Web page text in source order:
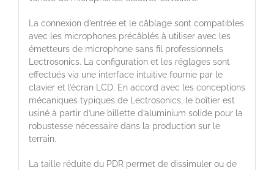
La connexion d’entrée et le câblage sont compatibles
avec les microphones précâblés à utiliser avec les
émetteurs de microphone sans fil professionnels
Lectrosonics. La configuration et les réglages sont
effectués via une interface intuitive fournie par le
clavier et l’écran LCD. En accord avec les conceptions
mécaniques typiques de Lectrosonics, le boîtier est
usiné à partir d’une billette d’aluminium solide pour la
robustesse nécessaire dans la production sur le
terrain.
La taille réduite du PDR permet de dissimuler ou de